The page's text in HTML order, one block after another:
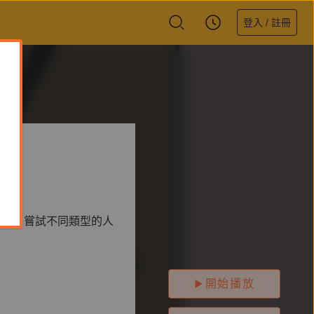
登入 / 註冊
，嘗試不同類型的人
開始播放